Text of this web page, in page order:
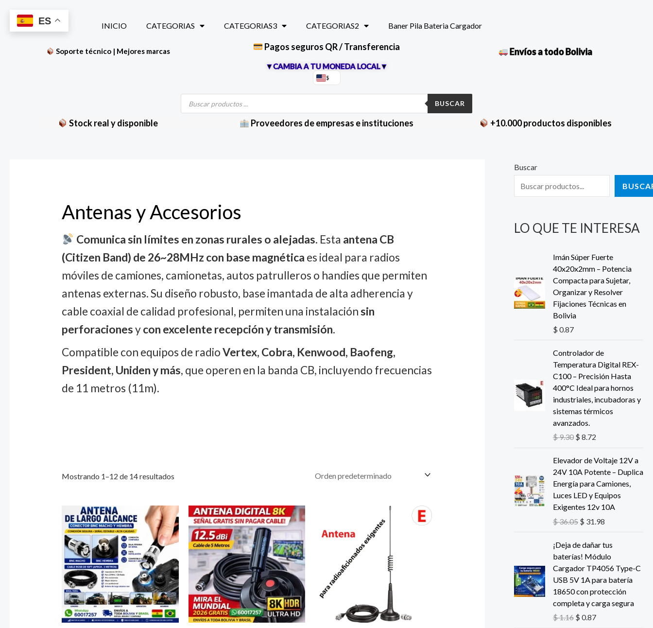
contenido
INICIO CATEGORIAS CATEGORIAS3 CATEGORIAS2 Baner Pila Bateria Cargador
Soporte técnico | Mejores marcas Pagos seguros QR / Transferencia Envíos a todo Bolivia
▼CAMBIA A TU MONEDA LOCAL▼
$
Búsqueda
productos
BUSCAR
Stock real y disponible Proveedores de empresas e instituciones +10.000 productos disponibles
Antenas y Accesorios
Comunica sin límites en zonas rurales o alejadas. Esta antena CB
(Citizen Band) de 26~28MHz con base magnética es ideal para radios
móviles de camiones, camionetas, autos patrulleros o handies que permiten
antenas externas. Su diseño robusto, base imantada de alta adherencia y
cable coaxial de calidad profesional, permiten una instalaciónsin
perforacionesycon excelente recepción y transmisión.
Compatible con equipos de radioVertex, Cobra, Kenwood, Baofeng,
President, Uniden y más, que operen en la banda CB, incluyendo frecuencias
de 11 metros (11m).
Mostrando 1–12 de 14 resultados
Buscar
LO QUE TE INTERESA
Imán Súper Fuerte
40x20x2mm – Potencia
Compacta para Sujetar,
Organizar y Resolver
Fijaciones Técnicas en
Bolivia
$ 0.87
Controlador de
Temperatura Digital REX-
C100 – Precisión Hasta
400°C Ideal para hornos
industriales, incubadoras y
sistemas térmicos
avanzados.
$9.30 o
i
g
i
n
a
l
r
a
:
$
9
.
$ 8.72a
t
u
a
l
e
s
$
8
.
7
2
.
Elevador de Voltaje 12V a
24V 10A Potente – Duplica
Energía para Camiones,
Luces LED y Equipos
Exigentes 12v 10A
$36.05
r
i
o
r
i
g
i
n
a
$ 31.98
a
c
t
u
a
l
¡Deja de dañar tus
baterías! Módulo
Cargador TP4056 Type-C
USB 5V 1A para batería
18650 con protección
completa y carga segura
$1.16 o
$ 0.87
ES